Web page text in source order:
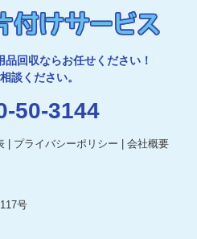
回収ならお任せください！
談ください。
50-3144
プライバシーポリシー 会社概要
号